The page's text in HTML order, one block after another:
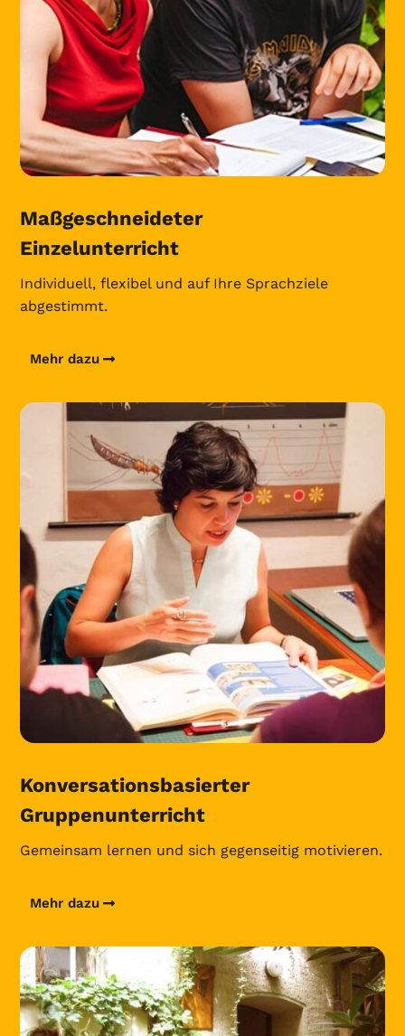
Maßgeschneideter
Einzelunterricht
Individuell, flexibel und auf Ihre Sprachziele
abgestimmt.
Mehr dazu
Konversationsbasierter
Gruppenunterricht
Gemeinsam lernen und sich gegenseitig motivieren.
Mehr dazu